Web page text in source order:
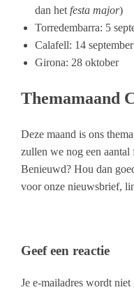
dan het festa major)
Torredembarra: 5
Calafell: 14 september
Girona: 28 oktober
Themamaand
Deze maand is ons
zullen we nog een
Benieuwd? Hou dan
voor onze nieuwsbrief,
Geef een reactie
Je e-mailadres wordt niet